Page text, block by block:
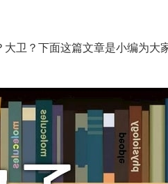
？下面这篇文章是小编为大